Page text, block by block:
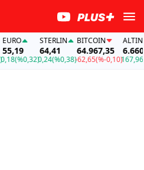
(%0,32)
STERLIN
64,41
0,24(%0,38)
BITCOIN
64.967,35
-62,65(%-0,10)
ALTIN
167,96